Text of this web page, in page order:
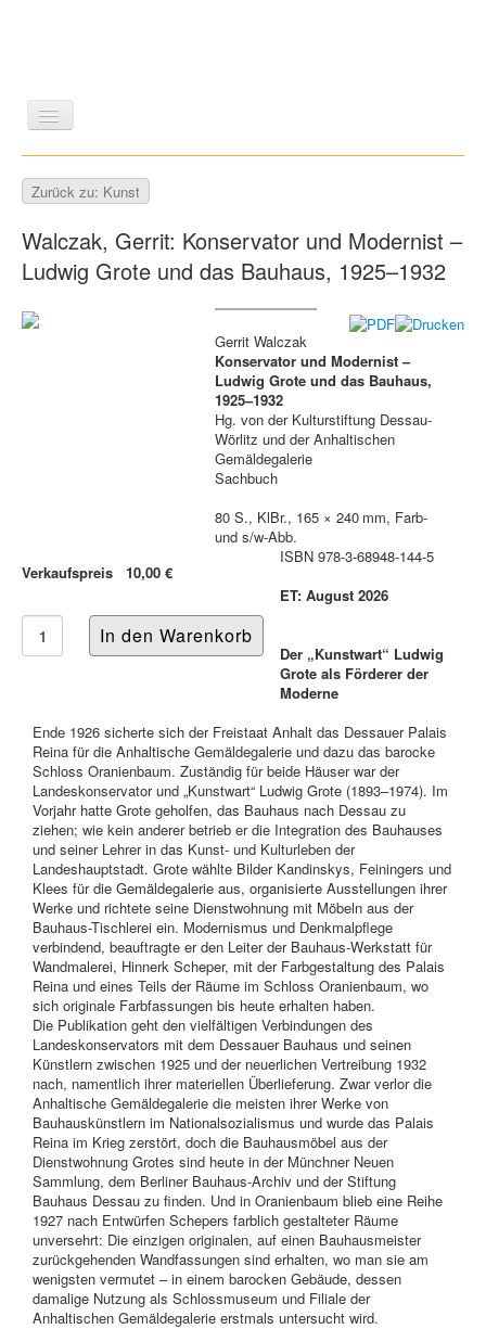
GESCHICHTE
ZEITSCHRIFTEN/VERZEICHNISSE
Zurück zu: Kunst
Walczak, Gerrit: Konservator und Modernist –
Ludwig Grote und das Bauhaus, 1925–1932
Verkaufspreis 10,00 €
Gerrit Walczak
Konservator und Modernist –
Ludwig Grote und das Bauhaus,
1925–1932
Hg. von der Kulturstiftung Dessau-
Wörlitz und der Anhaltischen
Gemäldegalerie
Sachbuch
80 S., KlBr., 165 × 240 mm, Farb-
und s/w-Abb.
ISBN 978-3-68948-144-5
ET: August 2026
Der „Kunstwart“ Ludwig
Grote als Förderer der
Moderne
Ende 1926 sicherte sich der Freistaat Anhalt das Dessauer Palais
Reina für die Anhaltische Gemäldegalerie und dazu das barocke
Schloss Oranienbaum. Zuständig für beide Häuser war der
Landeskonservator und „Kunstwart“ Ludwig Grote (1893–1974). Im
Vorjahr hatte Grote geholfen, das Bauhaus nach Dessau zu
ziehen; wie kein anderer betrieb er die Integration des Bauhauses
und seiner Lehrer in das Kunst- und Kulturleben der
Landeshauptstadt. Grote wählte Bilder Kandinskys, Feiningers und
Klees für die Gemäldegalerie aus, organisierte Ausstellungen ihrer
Werke und richtete seine Dienstwohnung mit Möbeln aus der
Bauhaus-Tischlerei ein. Modernismus und Denkmalpflege
verbindend, beauftragte er den Leiter der Bauhaus-Werkstatt für
Wandmalerei, Hinnerk Scheper, mit der Farbgestaltung des Palais
Reina und eines Teils der Räume im Schloss Oranienbaum, wo
sich originale Farbfassungen bis heute erhalten haben.
Die Publikation geht den vielfältigen Verbindungen des
Landeskonservators mit dem Dessauer Bauhaus und seinen
Künstlern zwischen 1925 und der neuerlichen Vertreibung 1932
nach, namentlich ihrer materiellen Überlieferung. Zwar verlor die
Anhaltische Gemäldegalerie die meisten ihrer Werke von
Bauhauskünstlern im Nationalsozialismus und wurde das Palais
Reina im Krieg zerstört, doch die Bauhausmöbel aus der
Dienstwohnung Grotes sind heute in der Münchner Neuen
Sammlung, dem Berliner Bauhaus-Archiv und der Stiftung
Bauhaus Dessau zu finden. Und in Oranienbaum blieb eine Reihe
1927 nach Entwürfen Schepers farblich gestalteter Räume
unversehrt: Die einzigen originalen, auf einen Bauhausmeister
zurückgehenden Wandfassungen sind erhalten, wo man sie am
wenigsten vermutet – in einem barocken Gebäude, dessen
damalige Nutzung als Schlossmuseum und Filiale der
Anhaltischen Gemäldegalerie erstmals untersucht wird.